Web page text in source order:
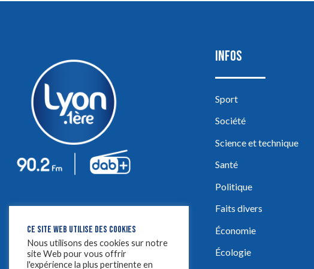
INFOS
Sport
Société
Science et technique
Santé
Politique
Faits divers
Économie
Écologie
CE SITE WEB UTILISE DES COOKIES
Nous utilisons des cookies sur notre
site Web pour vous offrir
l'expérience la plus pertinente en